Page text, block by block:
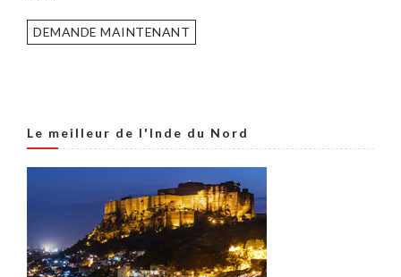
DEMANDE MAINTENANT
Le meilleur de l'Inde du Nord